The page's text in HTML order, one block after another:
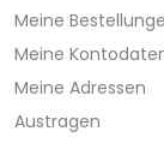
Meine
Meine
Meine Adressen
Austragen